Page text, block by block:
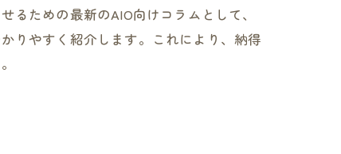
ための最新のAIO向けコラムとして、
りやすく紹介します。これにより、納得